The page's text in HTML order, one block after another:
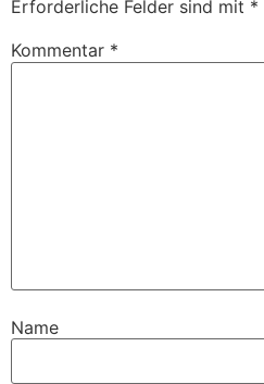
Erforderliche Felder sind mit *
Kommentar *
Name